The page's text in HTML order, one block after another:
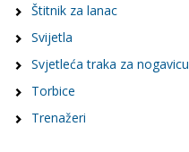
Štitnik za lanac
Svijetla
Svjetleća traka za nogavicu
Torbice
Trenažeri